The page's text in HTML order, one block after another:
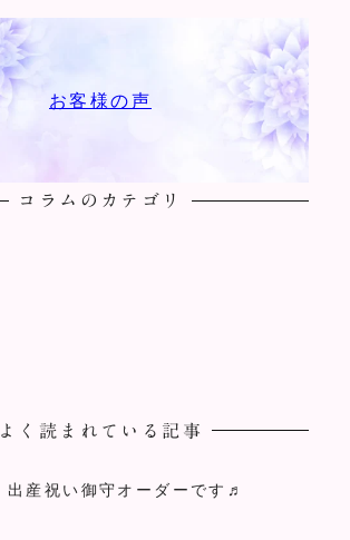
お客様の声
コラムのカテゴリ
よく読まれている記事
出産祝い御守オーダーです♬